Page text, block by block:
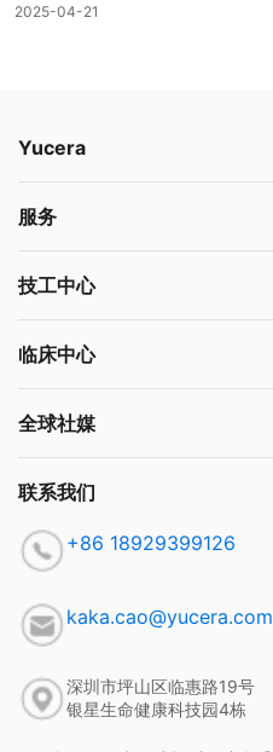
2025-04-21
Yucera
服务
技工中心
临床中心
全球社媒
联系我们
+86 18929399126
kaka.cao@yucera.com
深圳市坪山区临惠路19号
银星生命健康科技园4栋